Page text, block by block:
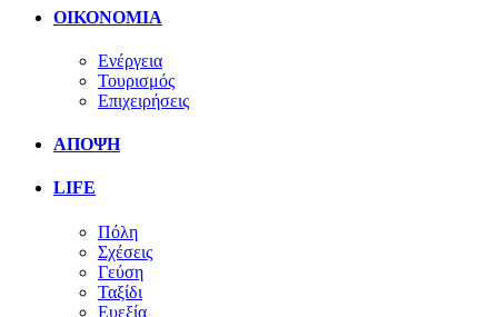
ΟΙΚΟΝΟΜΙΑ
Ενέργεια
Τουρισμός
Επιχειρήσεις
ΑΠΟΨΗ
LIFE
Πόλη
Σχέσεις
Γεύση
Ταξίδι
Ευεξία